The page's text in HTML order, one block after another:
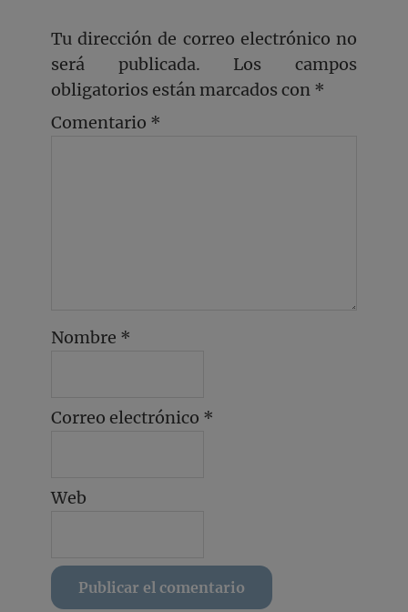
Tu dirección de correo electrónico no
será publicada.
Los campos
obligatorios están marcados con *
Comentario *
Nombre *
Correo electrónico *
Web